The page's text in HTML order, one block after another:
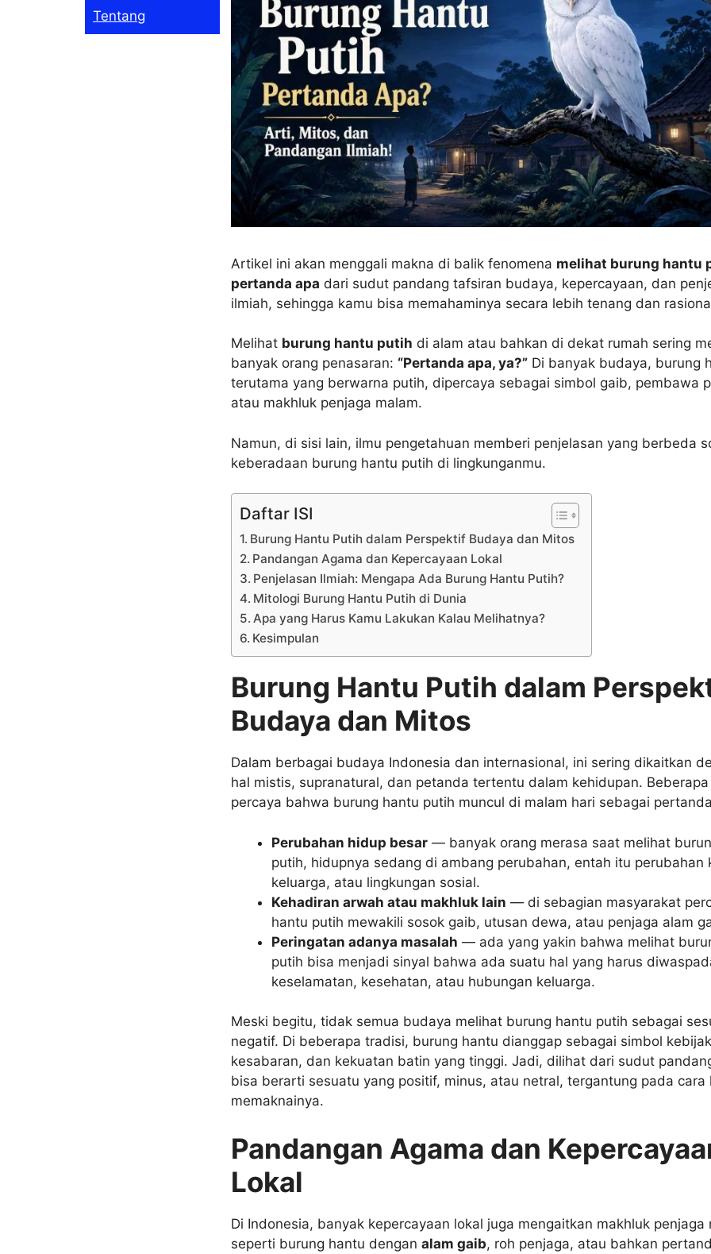
Artikel ini akan menggali makna di balik fenomena melihat burung hantu
pertanda apa dari sudut pandang tafsiran budaya, kepercayaan, dan
ilmiah, sehingga kamu bisa memahaminya secara lebih tenang dan
Melihat burung hantu putih di alam atau bahkan di dekat rumah sering
banyak orang penasaran: “Pertanda apa, ya?”Di banyak budaya, burung
terutama yang berwarna putih, dipercaya sebagai simbol gaib, pembawa
atau makhluk penjaga malam.
Namun, di sisi lain, ilmu pengetahuan memberi penjelasan yang berbeda
keberadaan burung hantu putih di lingkunganmu.
Daftar ISI
Burung Hantu Putih dalam Perspektif Budaya dan Mitos
Pandangan Agama dan Kepercayaan Lokal
Penjelasan Ilmiah: Mengapa Ada Burung Hantu Putih?
Mitologi Burung Hantu Putih di Dunia
Apa yang Harus Kamu Lakukan Kalau Melihatnya?
Kesimpulan
Burung Hantu Putih dalam
Budaya dan Mitos
Dalam berbagai budaya Indonesia dan internasional, ini sering dikaitkan
hal mistis, supranatural, dan petanda tertentu dalam kehidupan.
percaya bahwa burung hantu putih muncul di malam hari sebagai
Perubahan hidup besar— banyak orang merasa saat melihat
putih, hidupnya sedang di ambang perubahan, entah itu perubahan
keluarga, atau lingkungan sosial.
Kehadiran arwah atau makhluk lain — di sebagian masyarakat
hantu putih mewakili sosok gaib, utusan dewa, atau penjaga alam
Peringatan adanya masalah — ada yang yakin bahwa melihat
putih bisa menjadi sinyal bahwa ada suatu hal yang harus
keselamatan, kesehatan, atau hubungan keluarga.
Meski begitu, tidak semua budaya melihat burung hantu putih sebagai
negatif. Di beberapa tradisi, burung hantu dianggap sebagai simbol
kesabaran, dan kekuatan batin yang tinggi. Jadi, dilihat dari sudut
bisa berarti sesuatu yang positif, minus, atau netral, tergantung pada cara
memaknainya.
Pandangan Agama dan
Lokal
Di Indonesia, banyak kepercayaan lokal juga mengaitkan makhluk penjaga
seperti burung hantu dengan alam gaib, roh penjaga, atau bahkan
Tentang